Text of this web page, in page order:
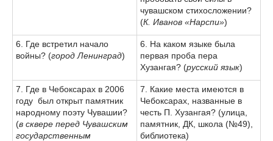
чувашском стихосложении?
(К. Иванов «Нарспи»)
6. Где встретил начало
войны? (город Ленинград)
6. На каком языке была
первая проба пера
Хузангая? (русский язык)
7. Где в Чебоксарах в 2006
году был открыт памятник
народному поэту Чувашии?
(в сквере перед Чувашским
государственным
7. Какие места имеются в
Чебоксарах, названные в
честь П. Хузангая? (улица,
памятник, ДК, школа (№49),
библиотека)